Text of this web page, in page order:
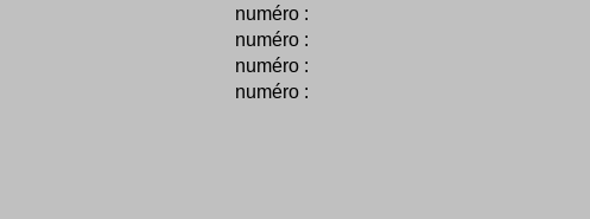
numéro :
numéro :
numéro :
numéro :